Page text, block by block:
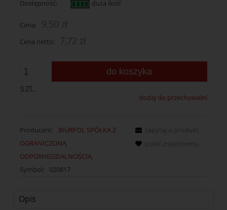
Dostępność: duża ilość
Cena:
Cena netto:
szt.
do koszyka
dodaj do przechowalni
Producent:
BIURFOL SPÓŁKA Z
OGRANICZONĄ
ODPOWIEDZIALNOŚCIĄ
Symbol:
020817
Opis